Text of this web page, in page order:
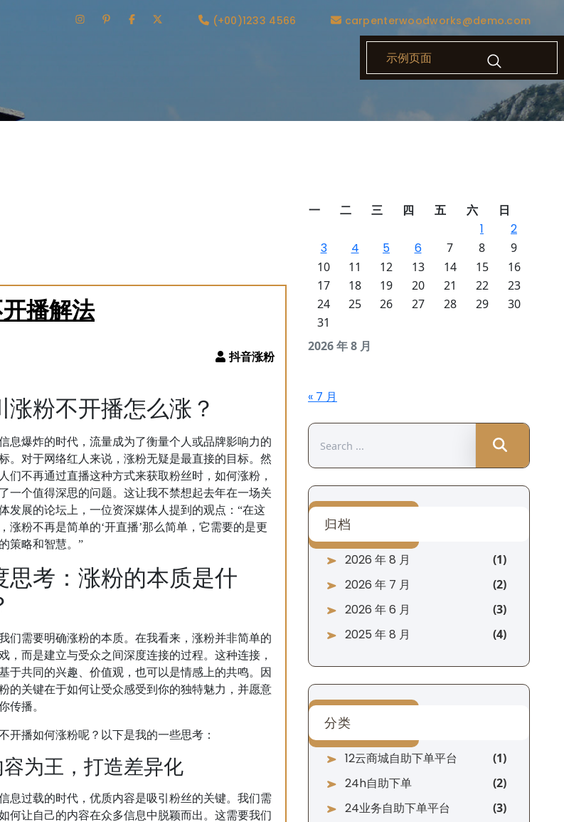
(+00)1233 4566 carpenterwoodworks@demo.com
示例页面
播解法
涨粉不开播怎么涨？
息爆炸的时代，流量成为了衡量个人或品牌影响力的
。对于网络红人来说，涨粉无疑是最直接的目标。然
们不再通过直播这种方式来获取粉丝时，如何涨粉，
一个值得深思的问题。这让我不禁想起去年在一场关
发展的论坛上，一位资深媒体人提到的观点：“在这
涨粉不再是简单的‘开直播’那么简单，它需要的是更
策略和智慧。”
思考：涨粉的本质是什
们需要明确涨粉的本质。在我看来，涨粉并非简单的
，而是建立与受众之间深度连接的过程。这种连接，
于共同的兴趣、价值观，也可以是情感上的共鸣。因
的关键在于如何让受众感受到你的独特魅力，并愿意
传播。
开播如何涨粉呢？以下是我的一些思考：
容为王，打造差异化
息过载的时代，优质内容是吸引粉丝的关键。我们需
何让自己的内容在众多信息中脱颖而出。这需要我们
2026 年 8 月
一 二 三 四 五 六 日
1
2
3
4 5 6 7 8
9
10
11 12 13 14 15
16
17
18 19 20 21 22
23
24
25 26 27 28 29
30
31
« 7 月
for:
归档
2026 年 8 月
2026 年 7 月
2026 年 6 月
2025 年 8 月
分类
12云商城自助下单平台
24h自助下单
24业务自助下单平台